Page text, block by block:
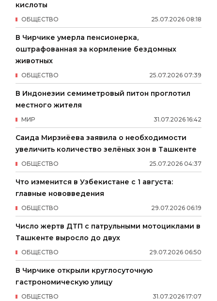
кислоты
25.07.2026 08:18
ОБЩЕСТВО
В Чирчике умерла пенсионерка,
оштрафованная за кормление бездомных
животных
25.07.2026 07:39
ОБЩЕСТВО
В Индонезии семиметровый питон проглотил
местного жителя
31.07.2026 16:42
МИР
Саида Мирзиёева заявила о необходимости
увеличить количество зелёных зон в Ташкенте
25.07.2026 04:37
ОБЩЕСТВО
Что изменится в Узбекистане с 1 августа:
главные нововведения
29.07.2026 06:19
ОБЩЕСТВО
Число жертв ДТП с патрульными мотоциклами в
Ташкенте выросло до двух
29.07.2026 06:50
ОБЩЕСТВО
В Чирчике открыли круглосуточную
гастрономическую улицу
31.07.2026 17:07
ОБЩЕСТВО